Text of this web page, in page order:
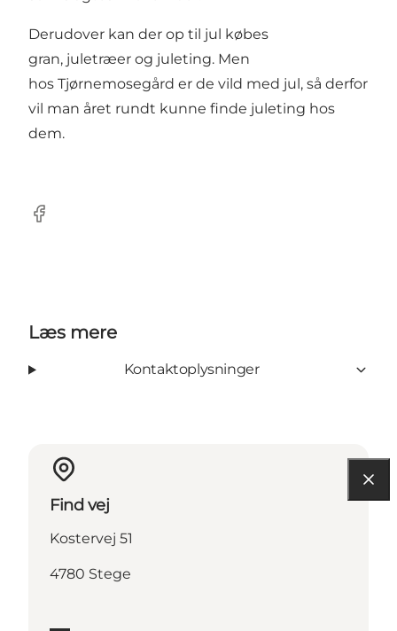
Derudover kan der op til jul købes
gran, juletræer og juleting. Men
hos Tjørnemosegård er de vild med jul, så derfor
vil man året rundt kunne finde juleting hos
dem.
Facebook
Læs mere
Kontaktoplysninger
Find vej
Kostervej 51
4780 Stege